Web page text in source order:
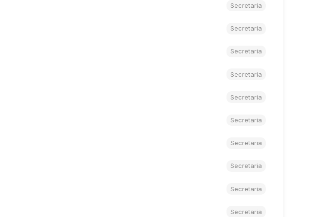
Secretaria
Secretaria
Secretaria
Secretaria
Secretaria
Secretaria
Secretaria
Secretaria
Secretaria
Secretaria